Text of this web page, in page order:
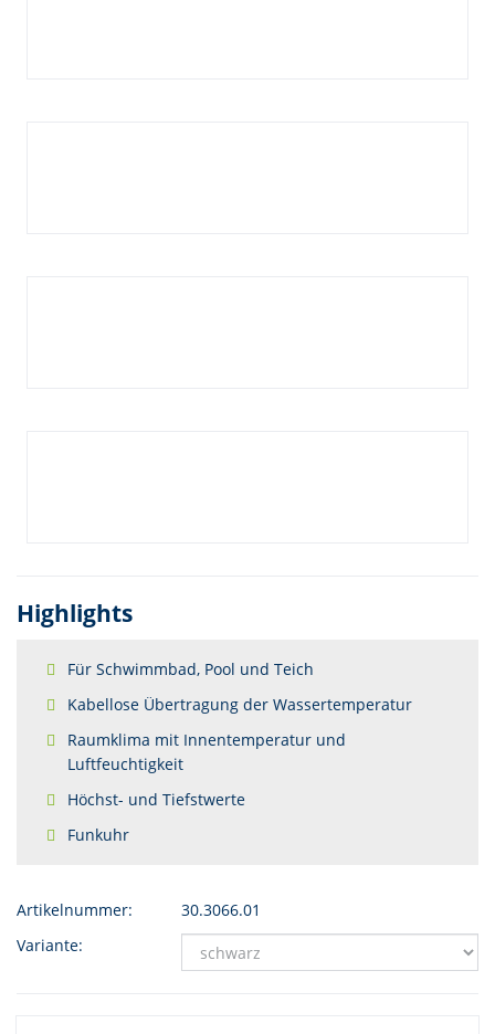
Highlights
Für Schwimmbad, Pool und Teich
Kabellose Übertragung der Wassertemperatur
Raumklima mit Innentemperatur und
Luftfeuchtigkeit
Höchst- und Tiefstwerte
Funkuhr
Artikelnummer:
30.3066.01
Variante: